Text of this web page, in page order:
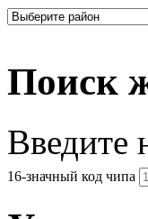
Поиск
Введите
16-значный код чипа